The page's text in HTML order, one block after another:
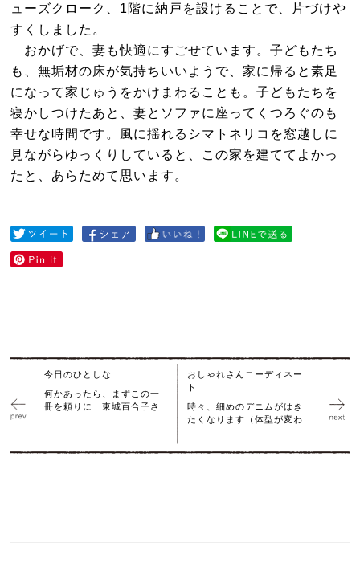
ューズクローク、1階に納戸を設けることで、片づけや
すくしました。
おかげで、妻も快適にすごせています。子どもたち
も、無垢材の床が気持ちいいようで、家に帰ると素足
になって家じゅうをかけまわることも。子どもたちを
寝かしつけたあと、妻とソファに座ってくつろぐのも
幸せな時間です。風に揺れるシマトネリコを窓越しに
見ながらゆっくりしていると、この家を建ててよかっ
たと、あらためて思います。
今日のひとしな
何かあったら、まずこの一
冊を頼りに 東城百合子さ
おしゃれさんコーディネー
ト
時々、細めのデニムがはき
たくなります（体型が変わ